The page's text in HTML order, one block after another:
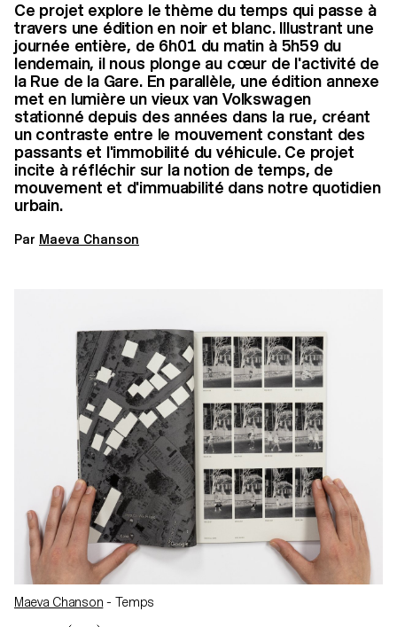
Ce projet explore le thème du temps qui passe à
travers une édition en noir et blanc. Illustrant une
journée entière, de 6h01 du matin à 5h59 du
lendemain, il nous plonge au cœur de l'activité de
la Rue de la Gare. En parallèle, une édition annexe
met en lumière un vieux van Volkswagen
stationné depuis des années dans la rue, créant
un contraste entre le mouvement constant des
passants et l'immobilité du véhicule. Ce projet
incite à réfléchir sur la notion de temps, de
mouvement et d'immuabilité dans notre quotidien
urbain.
Par Maeva Chanson
Maeva Chanson - Temps